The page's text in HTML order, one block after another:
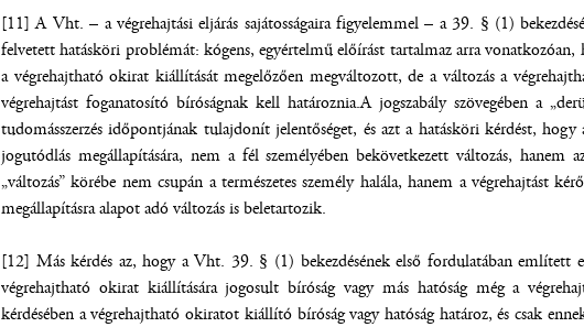
[11] A Vht. – a végrehajtási eljárás sajátosságaira figyelemmel – a 39. § (1)
felvetett hatásköri problémát: kógens, egyértelmű előírást tartalmaz arra vonatkozóan,
a végrehajtható okirat kiállítását megelőzően megváltozott, de a változás a
végrehajtást foganatosító bíróságnak kell határoznia.A jogszabály szövegében a
tudomásszerzés időpontjának tulajdonít jelentőséget, és azt a hatásköri kérdést,
jogutódlás megállapítására, nem a fél személyében bekövetkezett változás,
„változás” körébe nem csupán a természetes személy halála, hanem a végrehajtást
megállapításra alapot adó változás is beletartozik.
[12] Más kérdés az, hogy a Vht. 39. § (1) bekezdésének első fordulatában említett
végrehajtható okirat kiállítására jogosult bíróság vagy más hatóság még a
kérdésében a végrehajtható okiratot kiállító bíróság vagy hatóság határoz, és csak